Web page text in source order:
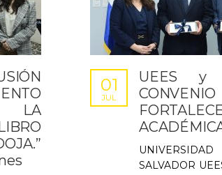
UEES y
01
JUL
SALVADOR